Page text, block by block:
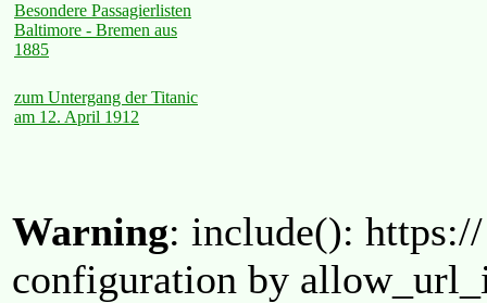
Besondere Passagierlisten
Baltimore - Bremen aus
1885
zum Untergang der Titanic
am 12. April 1912
Warning: include():
configuration by